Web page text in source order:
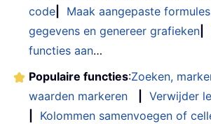
code
Maak aangepaste formules
gegevens en genereer grafieken
functies aan…
Populaire functies:Zoeken,
waarden markeren
Verwijder
Kolommen samenvoegen of